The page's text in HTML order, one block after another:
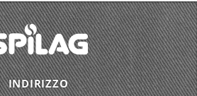
INDIRIZZO